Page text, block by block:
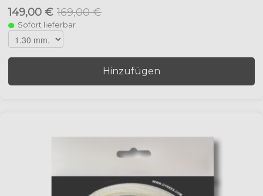
149,00 € 169,00 €
Sofort lieferbar
Hinzufügen